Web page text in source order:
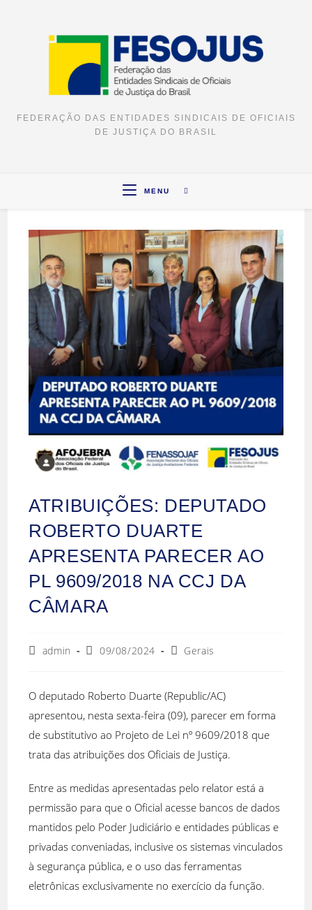
FEDERAÇÃO DAS ENTIDADES SINDICAIS DE OFICIAIS
DE JUSTIÇA DO BRASIL
MENU
ATRIBUIÇÕES: DEPUTADO
ROBERTO DUARTE
APRESENTA PARECER AO
PL 9609/2018 NA CCJ DA
CÂMARA
admin 09/08/2024 Gerais
O deputado Roberto Duarte (Republic/AC)
apresentou, nesta sexta-feira (09), parecer em forma
de substitutivo ao Projeto de Lei nº 9609/2018 que
trata das atribuições dos Oficiais de Justiça.
Entre as medidas apresentadas pelo relator está a
permissão para que o Oficial acesse bancos de dados
mantidos pelo Poder Judiciário e entidades públicas e
privadas conveniadas, inclusive os sistemas vinculados
à segurança pública, e o uso das ferramentas
eletrônicas exclusivamente no exercício da função.